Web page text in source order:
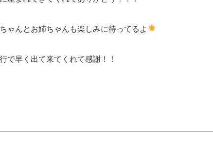
ゃんとお姉ちゃんも楽しみに待ってるよ
で早く出て来てくれて感謝！！